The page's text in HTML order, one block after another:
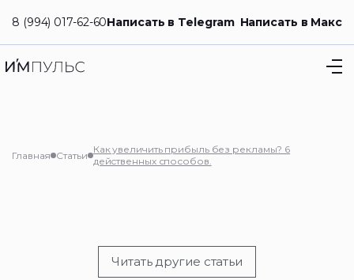
8 (994) 017-62-60Написать в Telegram Написать в Макс
Главная Статьи Как увеличить прибыль без рекламы? 6
действенных способов.
Читать другие статьи